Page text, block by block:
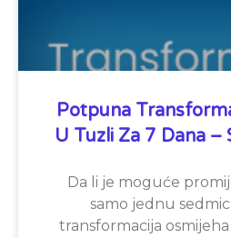
Potpuna
U Tuzli Za 7 Dana –
Da li je moguće
samo jednu
transformacija